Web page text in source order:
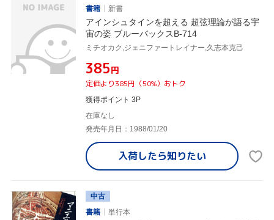
書籍
新書
アインシュタインを超える 超弦理論が語る宇
宙の姿 ブルーバックスB-714
ミチオカク,ジェニファートレイナー,久志本克己
¥385円
定価より385円（50%）おトク
獲得ポイント 3P
在庫なし
発売年月日：1988/01/20
入荷したら知りたい
中古
書籍
単行本